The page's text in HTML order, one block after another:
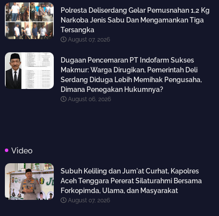
Polresta Deliserdang Gelar Pemusnahan 1,2 Kg
Narkoba Jenis Sabu Dan Mengamankan Tiga
Tersangka
August 07, 2026
Dugaan Pencemaran PT Indofarm Sukses
Makmur: Warga Dirugikan, Pemerintah Deli
Serdang Diduga Lebih Memihak Pengusaha,
Dimana Penegakan Hukumnya?
August 06, 2026
Video
Subuh Keliling dan Jum'at Curhat, Kapolres
Aceh Tenggara Pererat Silaturahmi Bersama
Forkopimda, Ulama, dan Masyarakat
August 07, 2026